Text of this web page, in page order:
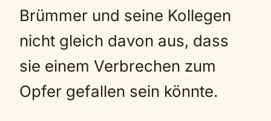
Brümmer und seine Kollegen
nicht gleich davon aus, dass
sie einem Verbrechen zum
Opfer gefallen sein könnte.